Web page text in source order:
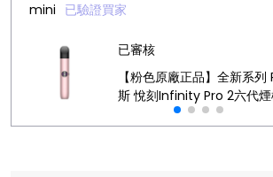
mini 已驗證買家
已審核
【粉色原廠正品】全新系
斯 悅刻Infinity Pro 2六代
量) 支持Relx 4/5代煙彈通